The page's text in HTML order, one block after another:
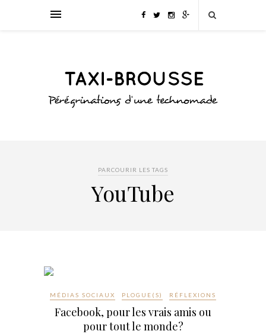
PARCOURIR LES TAGS
YouTube
MÉDIAS SOCIAUX PLOGUE(S) RÉFLEXIONS
Facebook, pour les vrais amis ou
pour tout le monde?